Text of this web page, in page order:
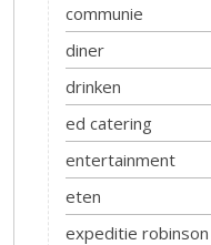
communie
diner
drinken
ed catering
entertainment
eten
expeditie robinson